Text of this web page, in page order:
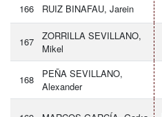
166 RUIZ BINAFAU, Jarein
167
ZORRILLA SEVILLANO,
Mikel
168
PEÑA SEVILLANO,
Alexander